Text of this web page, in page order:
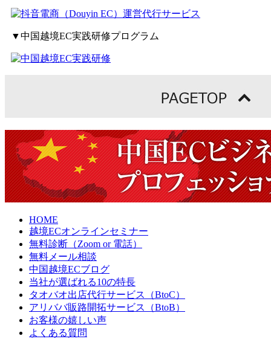
▼中国越境EC実践研修プログラム
HOME
越境ECオンラインセミナー
無料診断（Zoom or 電話）
無料メール相談
中国越境ECブログ
当社が選ばれる10の特長
タオバオ出店代行サービス（BtoC）
アリババ販路開拓サービス（BtoB）
お客様の嬉しい声
よくある質問